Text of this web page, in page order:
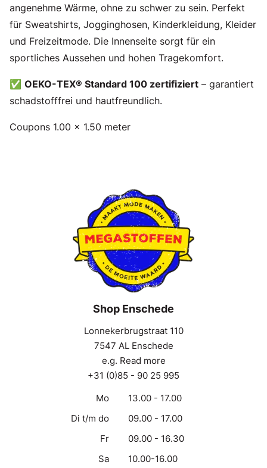
angenehme Wärme, ohne zu schwer zu sein. Perfekt
für Sweatshirts, Jogginghosen, Kinderkleidung, Kleider
und Freizeitmode. Die Innenseite sorgt für ein
sportliches Aussehen und hohen Tragekomfort.
✅ OEKO-TEX® Standard 100 zertifiziert – garantiert
schadstofffrei und hautfreundlich.
Coupons 1.00 x 1.50 meter
Shop Enschede
Lonnekerbrugstraat 110
7547 AL Enschede
e.g. Read more
+31 (0)85 - 90 25 995
Mo
13.00 - 17.00
Di t/m do
09.00 - 17.00
Fr
09.00 - 16.30
Sa
10.00-16.00